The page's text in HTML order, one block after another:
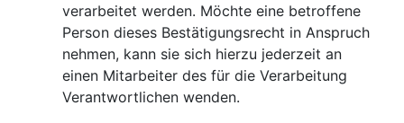
verarbeitet werden. Möchte eine betroffene
Person dieses Bestätigungsrecht in Anspruch
nehmen, kann sie sich hierzu jederzeit an
einen Mitarbeiter des für die Verarbeitung
Verantwortlichen wenden.